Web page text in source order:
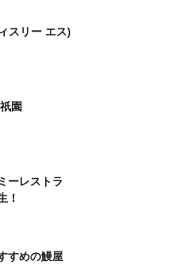
スリー エス)
園
ーレストラ
！
すめの鰻屋